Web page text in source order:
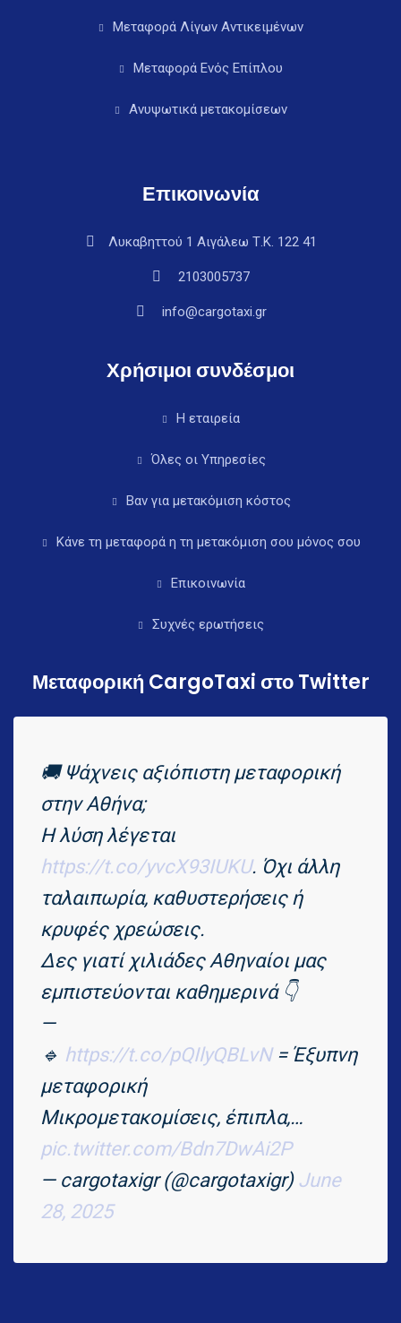
Μεταφορά Λίγων Αντικειμένων
Μεταφορά Ενός Επίπλου
Ανυψωτικά μετακομίσεων
Επικοινωνία
Λυκαβηττού 1 Αιγάλεω Τ.Κ. 122 41
2103005737
info@cargotaxi.gr
Χρήσιμοι συνδέσμοι
Η εταιρεία
Όλες οι Υπηρεσίες
Βαν για μετακόμιση κόστος
Κάνε τη μεταφορά η τη μετακόμιση σου μόνος σου
Επικοινωνία
Συχνές ερωτήσεις
Μεταφορική CargoTaxi στο Twitter
🚚 Ψάχνεις αξιόπιστη μεταφορική
στην Αθήνα;
Η λύση λέγεται
https://t.co/yvcX93IUKU. Όχι άλλη
ταλαιπωρία, καθυστερήσεις ή
κρυφές χρεώσεις.
Δες γιατί χιλιάδες Αθηναίοι μας
εμπιστεύονται καθημερινά 👇
—
🔹 https://t.co/pQIlyQBLvN= Έξυπνη
μεταφορική
Μικρομετακομίσεις, έπιπλα,…
pic.twitter.com/Bdn7DwAi2P
— cargotaxigr (@cargotaxigr) June
28, 2025